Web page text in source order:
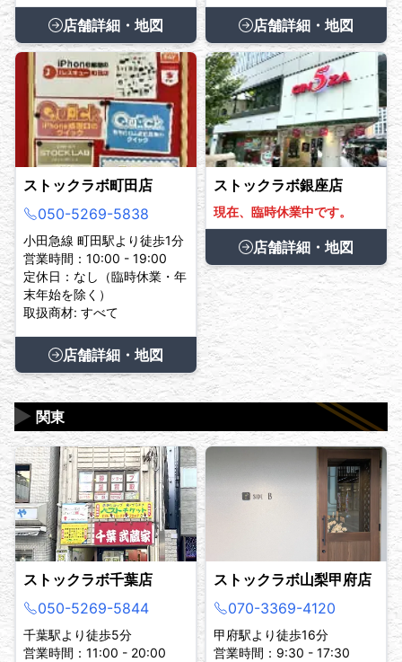
店舗詳細・地図 店舗詳細・地図
ストックラボ町田店
050-5269-5838
小田急線 町田駅より徒歩1分
営業時間：10:00 - 19:00
定休日：なし（臨時休業・年
末年始を除く）
取扱商材: すべて
店舗詳細・地図
ストックラボ銀座店
現在、臨時休業中です。
店舗詳細・地図
関東
▶
ストックラボ千葉店
050-5269-5844
千葉駅より徒歩5分
営業時間：11:00 - 20:00
ストックラボ山梨甲府店
070-3369-4120
甲府駅より徒歩16分
営業時間：9:30 - 17:30